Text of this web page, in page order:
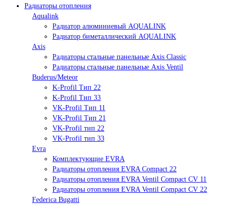
Радиаторы отопления
Aqualink
Радиатор алюминиевый AQUALINK
Радиатор биметаллический AQUALINK
Axis
Радиаторы стальные панельные Axis Classic
Радиаторы стальные панельные Axis Ventil
Buderus/Meteor
K-Profil Тип 22
K-Profil Тип 33
VK-Profil Тип 11
VK-Profil Тип 21
VK-Profil тип 22
VK-Profil тип 33
Evra
Комплектующие EVRA
Радиаторы отопления EVRA Compact 22
Радиаторы отопления EVRA Ventil Compact CV 11
Радиаторы отопления EVRA Ventil Compact CV 22
Federica Bugatti